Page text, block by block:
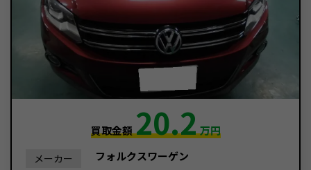
買取金額20.2万円
メーカー フォルクスワーゲン